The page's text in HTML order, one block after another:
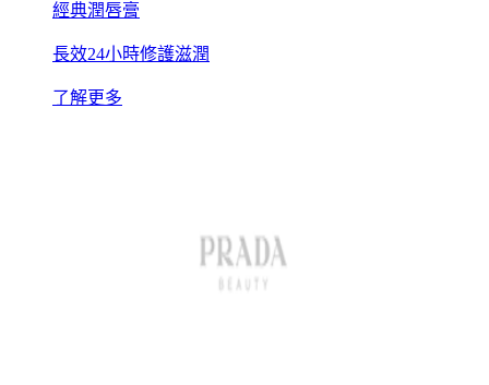
經典潤唇膏
長效24小時修護滋潤
了解更多